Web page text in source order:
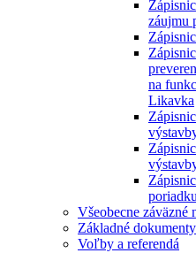
záujmu
na
Likavka
poriadku
Všeobecne záväzné
Základné
Voľby a referendá